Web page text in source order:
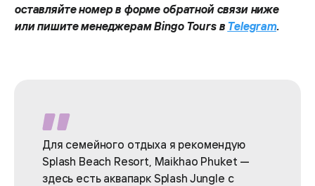
оставляйте номер в форме обратной связи ниже
или пишите менеджерам Bingo Tours в Telegram.
Для семейного отдыха я рекомендую
Splash Beach Resort, Maikhao Phuket —
здесь есть аквапарк Splash Jungle с